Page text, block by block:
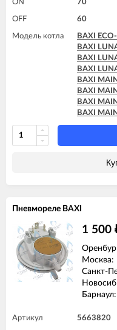
BAXI MAIN
BAXI
BAXI
ON 70
OFF 60
Модель котла
BAXI
BAXI
BAXI
BAXI
BAXI
BAXI
BAXI
BAXI
Пневмореле BAXI
1 500
Москва:
Санкт-
Барнаул:
Артикул 5663820